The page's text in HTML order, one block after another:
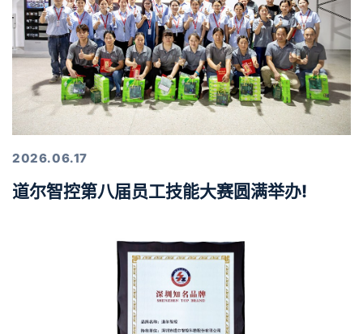
2026.06.17
道尔智控第八届员工技能大赛圆满举办!